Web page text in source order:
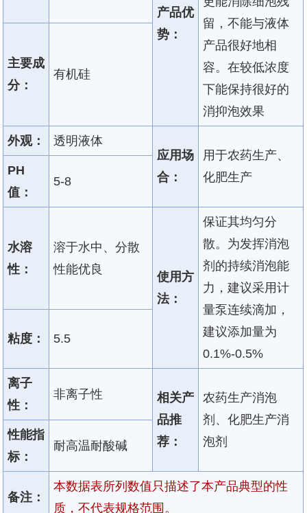
产品优
势：
留，不能与液体
产品很好地相
容。在较低浓度
下能保持很好的
消抑泡效果
主要成
分：
有机硅
外观：
透明液体
应用场
合：
用于农药生产、
化肥生产
PH
值：
5-8
水溶
性：
溶于水中、分散
性能优良
使用方
法：
保证其均匀分
散。为发挥消泡
剂的持续消泡能
力，建议采用计
量泵连续滴加，
建议添加量为
0.1%-0.5%
粘度： 5.5
离子
性：
非离子性
相关产
品推
荐：
农药生产消泡
剂、化肥生产消
泡剂
性能指
标：
耐高温耐酸碱
备注：
本数据表所列数值只描述了本产品典型的性
质，不代表规格范围。